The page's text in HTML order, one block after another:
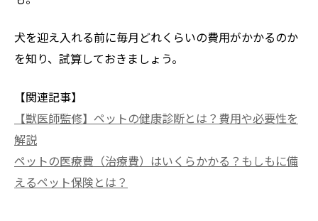
犬を迎え入れる前に毎月どれくらいの費用がかかるのか
を知り、試算しておきましょう。
【関連記事】
【獣医師監修】ペットの健康診断とは？費用や必要性を
解説
ペットの医療費（治療費）はいくらかかる？もしもに備
えるペット保険とは？